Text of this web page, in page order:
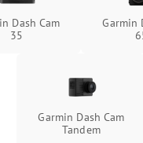
Fi-
системы
1500 ₽
Dash Cam
35
Garmin
Garmin Dash Cam
Tandem